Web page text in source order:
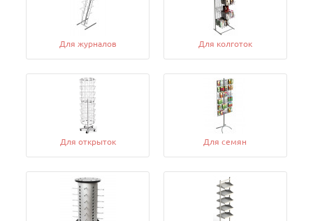
Для журналов Для колготок
Для открыток Для семян